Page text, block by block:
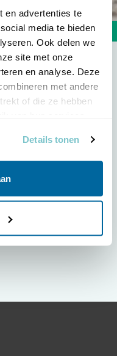
en advertenties te
media te bieden
Ook delen we
site met onze
en analyse. Deze
met andere
of die ze hebben
Details tonen
Vorige foto
samen